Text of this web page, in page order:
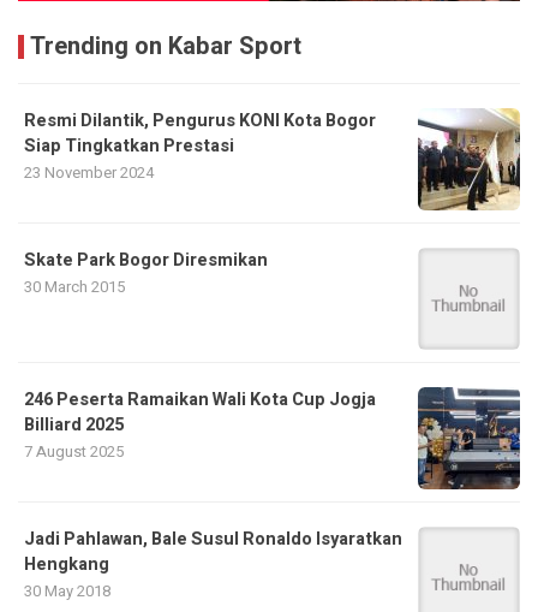
Trending on Kabar Sport
Resmi Dilantik, Pengurus KONI Kota Bogor
Siap Tingkatkan Prestasi
23 November 2024
Skate Park Bogor Diresmikan
30 March 2015
246 Peserta Ramaikan Wali Kota Cup Jogja
Billiard 2025
7 August 2025
Jadi Pahlawan, Bale Susul Ronaldo Isyaratkan
Hengkang
30 May 2018